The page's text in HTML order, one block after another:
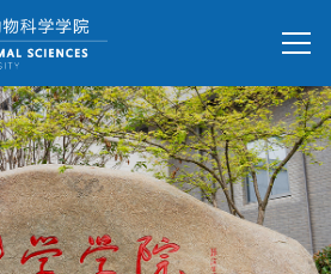
旧版回顾